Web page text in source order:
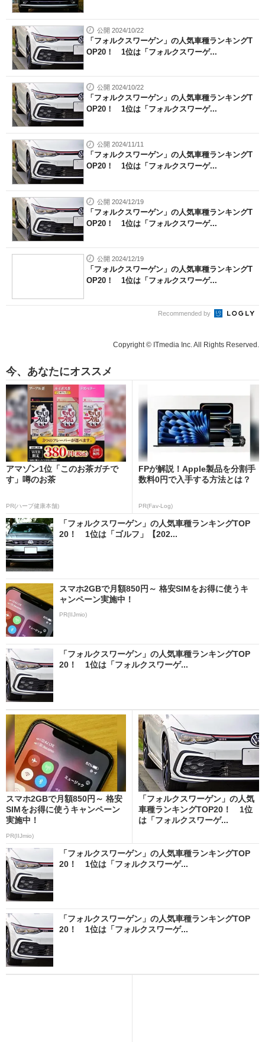
公開 2024/10/22
「フォルクスワーゲン」の人気車種ランキングT
OP20！ 1位は「フォルクスワーゲ...
公開 2024/10/22
「フォルクスワーゲン」の人気車種ランキングT
OP20！ 1位は「フォルクスワーゲ...
公開 2024/11/11
「フォルクスワーゲン」の人気車種ランキングT
OP20！ 1位は「フォルクスワーゲ...
公開 2024/12/19
「フォルクスワーゲン」の人気車種ランキングT
OP20！ 1位は「フォルクスワーゲ...
公開 2024/12/19
「フォルクスワーゲン」の人気車種ランキングT
OP20！ 1位は「フォルクスワーゲ...
Recommended by
Copyright © ITmedia Inc. All Rights Reserved.
今、あなたにオススメ
アマゾン1位「このお茶ガチで
す」噂のお茶
PR(ハーブ健康本舗)
FPが解説！Apple製品を分割手
数料0円で入手する方法とは？
PR(Fav-Log)
「フォルクスワーゲン」の人気車種ランキングTOP
20！ 1位は「ゴルフ」【202...
スマホ2GBで月額850円～ 格安SIMをお得に使うキ
ャンペーン実施中！
PR(IIJmio)
「フォルクスワーゲン」の人気車種ランキングTOP
20！ 1位は「フォルクスワーゲ...
スマホ2GBで月額850円～ 格安
SIMをお得に使うキャンペーン
実施中！
PR(IIJmio)
「フォルクスワーゲン」の人気
車種ランキングTOP20！ 1位
は「フォルクスワーゲ...
「フォルクスワーゲン」の人気車種ランキングTOP
20！ 1位は「フォルクスワーゲ...
「フォルクスワーゲン」の人気車種ランキングTOP
20！ 1位は「フォルクスワーゲ...